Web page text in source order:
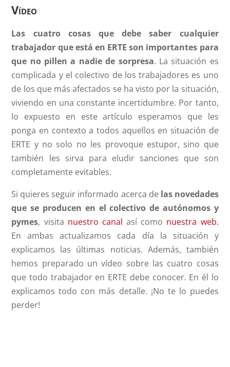
Vídeo
Las cuatro cosas que debe saber cualquier
trabajador que está en ERTE son importantes para
que no pillen a nadie de sorpresa. La situación es
complicada y el colectivo de los trabajadores es uno
de los que más afectados se ha visto por la situación,
viviendo en una constante incertidumbre. Por tanto,
lo expuesto en este artículo esperamos que les
ponga en contexto a todos aquellos en situación de
ERTE y no solo no les provoque estupor, sino que
también les sirva para eludir sanciones que son
completamente evitables.
Si quieres seguir informado acerca de las novedades
que se producen en el colectivo de autónomos y
pymes, visita nuestro canal así como nuestra web.
En ambas actualizamos cada día la situación y
explicamos las últimas noticias. Además, también
hemos preparado un vídeo sobre las cuatro cosas
que todo trabajador en ERTE debe conocer. En él lo
explicamos todo con más detalle. ¡No te lo puedes
perder!